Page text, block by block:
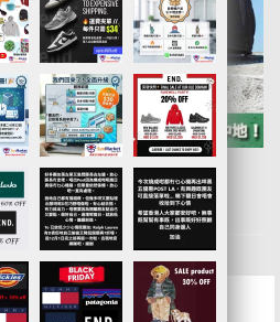
南 | 3折起SUMMER SALE .